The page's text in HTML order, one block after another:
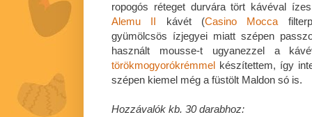
ropogós réteget durvára tört kávéval
Alemu II
kávét (Casino Mocca
gyümölcsös ízjegyei miatt szépen
használt mousse-t ugyanezzel a
törökmogyorókrémmel
készítettem, így
szépen kiemel még a füstölt Maldon só is.
Hozzávalók kb. 30 darabhoz: